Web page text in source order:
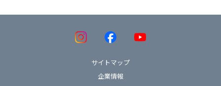
サイトマップ
企業情報